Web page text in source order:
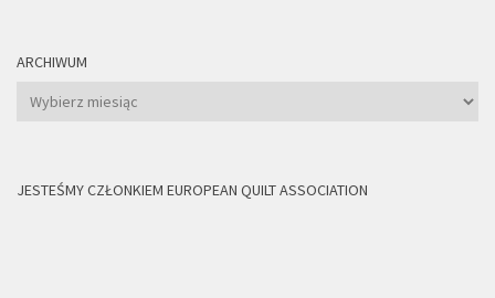
ARCHIWUM
Archiwum
JESTEŚMY CZŁONKIEM EUROPEAN QUILT ASSOCIATION